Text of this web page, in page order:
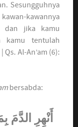
Sesungguhnya
kawannya
dan jika kamu
kamu tentulah
Al-An’am (6):
bersabda:
أَنْهِرِ الدَّمَ